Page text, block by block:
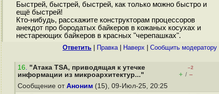
Быстрей, быстрей, быстрей, как только можно быстро и
ещё быстрей!
Кто-нибудь, расскажите конструкторам процессоров
анекдот про бородатых байкеров в кожаных косухах и
нестареющих байкеров в красных "черепашках".
Ответить Правка| Наверх Cообщить модератору
16. "Атака TSA, приводящая к утечке
информации из микроархитектур..."
–2
+ / –
Сообщение от Аноним (15), 09-Июл-25, 20:25